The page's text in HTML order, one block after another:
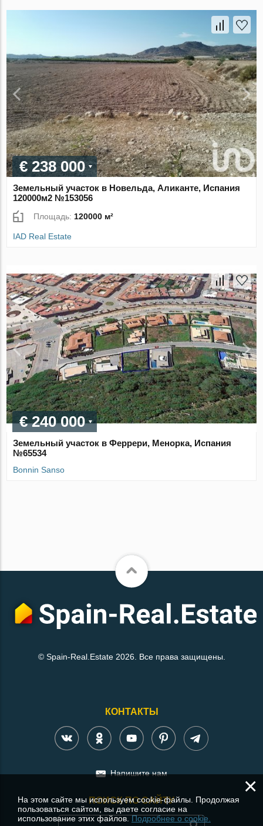
€ 238 000
Земельный участок в Новельда, Аликанте, Испания
120000м2 №153056
Площадь: 120000 м²
IAD Real Estate
€ 240 000
Земельный участок в Феррери, Менорка, Испания
№65534
Bonnin Sanso
© Spain-Real.Estate 2026. Все права защищены.
КОНТАКТЫ
Напишите нам
ПОИСК ПО САЙТУ
×
На этом сайте мы используем cookie-файлы. Продолжая
пользоваться сайтом, вы даете согласие на
использование этих файлов.Подробнее о cookie.